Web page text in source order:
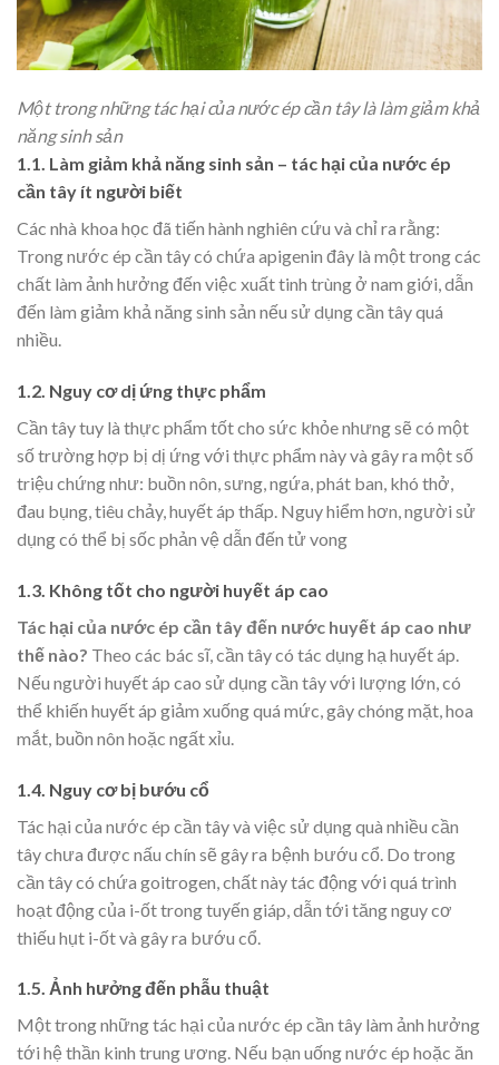
Một trong những tác hại của nước ép cần tây là làm giảm khả
năng sinh sản
1.1. Làm giảm khả năng sinh sản – tác hại của nước ép
cần tây ít người biết
Các nhà khoa học đã tiến hành nghiên cứu và chỉ ra rằng:
Trong nước ép cần tây có chứa apigenin đây là một trong các
chất làm ảnh hưởng đến việc xuất tinh trùng ở nam giới, dẫn
đến làm giảm khả năng sinh sản nếu sử dụng cần tây quá
nhiều.
1.2. Nguy cơ dị ứng thực phẩm
Cần tây tuy là thực phẩm tốt cho sức khỏe nhưng sẽ có một
số trường hợp bị dị ứng với thực phẩm này và gây ra một số
triệu chứng như: buồn nôn, sưng, ngứa, phát ban, khó thở,
đau bụng, tiêu chảy, huyết áp thấp. Nguy hiểm hơn, người sử
dụng có thể bị sốc phản vệ dẫn đến tử vong
1.3. Không tốt cho người huyết áp cao
Tác hại của nước ép cần tây đến nước huyết áp cao như
thế nào? Theo các bác sĩ, cần tây có tác dụng hạ huyết áp.
Nếu người huyết áp cao sử dụng cần tây với lượng lớn, có
thể khiến huyết áp giảm xuống quá mức, gây chóng mặt, hoa
mắt, buồn nôn hoặc ngất xỉu.
1.4. Nguy cơ bị bướu cổ
Tác hại của nước ép cần tây và việc sử dụng quà nhiều cần
tây chưa được nấu chín sẽ gây ra bệnh bướu cổ. Do trong
cần tây có chứa goitrogen, chất này tác động với quá trình
hoạt động của i-ốt trong tuyến giáp, dẫn tới tăng nguy cơ
thiếu hụt i-ốt và gây ra bướu cổ.
1.5. Ảnh hưởng đến phẫu thuật
Một trong những tác hại của nước ép cần tây làm ảnh hưởng
tới hệ thần kinh trung ương. Nếu bạn uống nước ép hoặc ăn